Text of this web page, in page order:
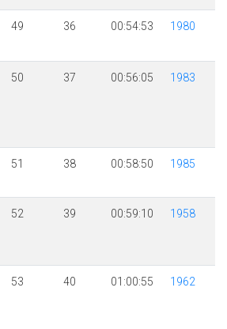
49 36 00:54:53 1980
50 37 00:56:05 1983
51 38 00:58:50 1985
52 39 00:59:10 1958
53 40 01:00:55 1962